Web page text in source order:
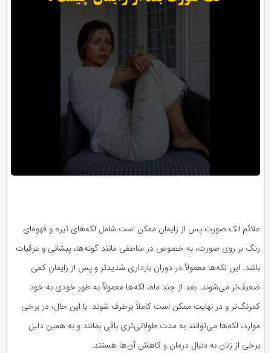
علائم لک صورت پس از زایمان ممکن است شامل لکه‌های تیره و قهوه‌ای
رنگ بر روی صورت، به خصوص در مناطقی مانند گونه‌ها، پیشانی و عرقیات
باشد. این لکه‌ها معمولاً در دوران بارداری شدیدتر و پس از زایمان کمی
ضعیف‌تر می‌شوند. بعد از چند ماه، لکه‌ها معمولاً به طور خودی به خود
کمرنگ‌تر و در نهایت ممکن است کاملاً برطرف شوند. با این حال، در برخی
موارد، لکه‌ها می‌توانند به مدت طولانی‌تری باقی بمانند و به همین دلیل
برخی از زنان به دنبال درمان و کاهش آن‌ها هستند.